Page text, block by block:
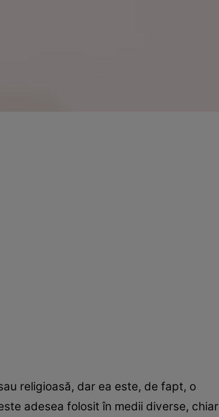
religioasă, dar ea este, de fapt, o
adesea folosit în medii diverse, chiar